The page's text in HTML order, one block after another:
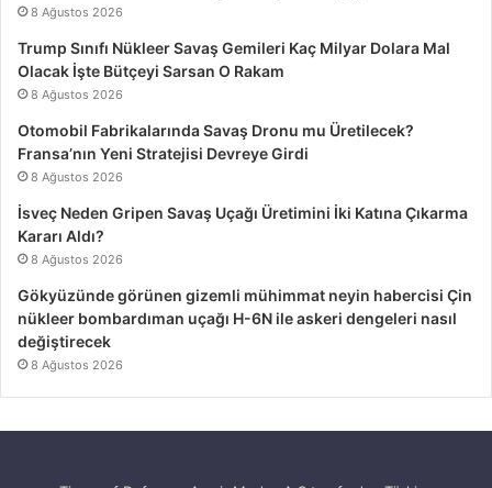
8 Ağustos 2026
Trump Sınıfı Nükleer Savaş Gemileri Kaç Milyar Dolara Mal
Olacak İşte Bütçeyi Sarsan O Rakam
8 Ağustos 2026
Otomobil Fabrikalarında Savaş Dronu mu Üretilecek?
Fransa’nın Yeni Stratejisi Devreye Girdi
8 Ağustos 2026
İsveç Neden Gripen Savaş Uçağı Üretimini İki Katına Çıkarma
Kararı Aldı?
8 Ağustos 2026
Gökyüzünde görünen gizemli mühimmat neyin habercisi Çin
nükleer bombardıman uçağı H-6N ile askeri dengeleri nasıl
değiştirecek
8 Ağustos 2026